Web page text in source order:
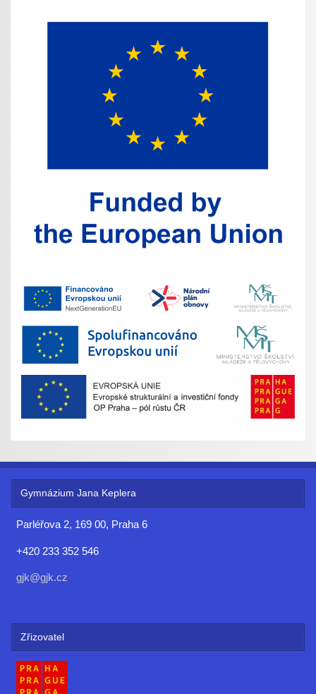
Gymnázium Jana Keplera
Parléřova 2, 169 00, Praha 6
+420 233 352 546
gjk@gjk.cz
Zřizovatel